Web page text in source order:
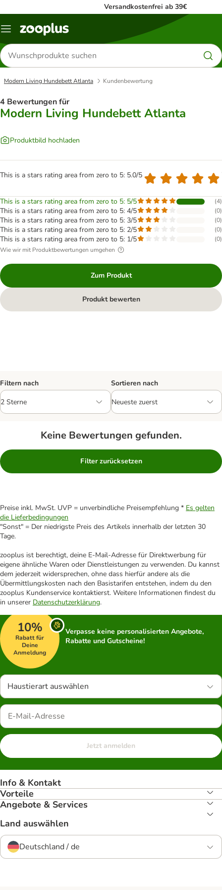
Versandkostenfrei ab 39€
Menü
Produkte
suchen
Modern Living Hundebett Atlanta Kundenbewertung
4 Bewertungen für
Modern Living Hundebett Atlanta
Produktbild hochladen
This is a stars rating area from zero to 5: 5.0/5
This is a stars rating area from zero to 5: 5/5 (4)
This is a stars rating area from zero to 5: 4/5 (0)
This is a stars rating area from zero to 5: 3/5 (0)
This is a stars rating area from zero to 5: 2/5 (0)
This is a stars rating area from zero to 5: 1/5 (0)
Wie wir mit Produktbewertungen umgehen
Zum Produkt
Produkt bewerten
Filtern nach Sortieren nach
Keine Bewertungen gefunden.
Filter zurücksetzen
Preise inkl. MwSt. UVP = unverbindliche Preisempfehlung * Es gelten
die Lieferbedingungen
"Sonst" = Der niedrigste Preis des Artikels innerhalb der letzten 30
Tage.
zooplus ist berechtigt, deine E-Mail-Adresse für Direktwerbung für
eigene ähnliche Waren oder Dienstleistungen zu verwenden. Du kannst
dem jederzeit widersprechen, ohne dass hierfür andere als die
Übermittlungskosten nach den Basistarifen entstehen, indem du den
zooplus Kundenservice kontaktierst. Weitere Informationen findest du
in unserer Datenschutzerklärung.
10%
Rabatt für
Deine
Anmeldung
Verpasse keine personalisierten Angebote,
Rabatte und Gutscheine!
Haustierart auswählen
Jetzt anmelden
Info & Kontakt
Vorteile
Angebote & Services
Land auswählen
Deutschland / de